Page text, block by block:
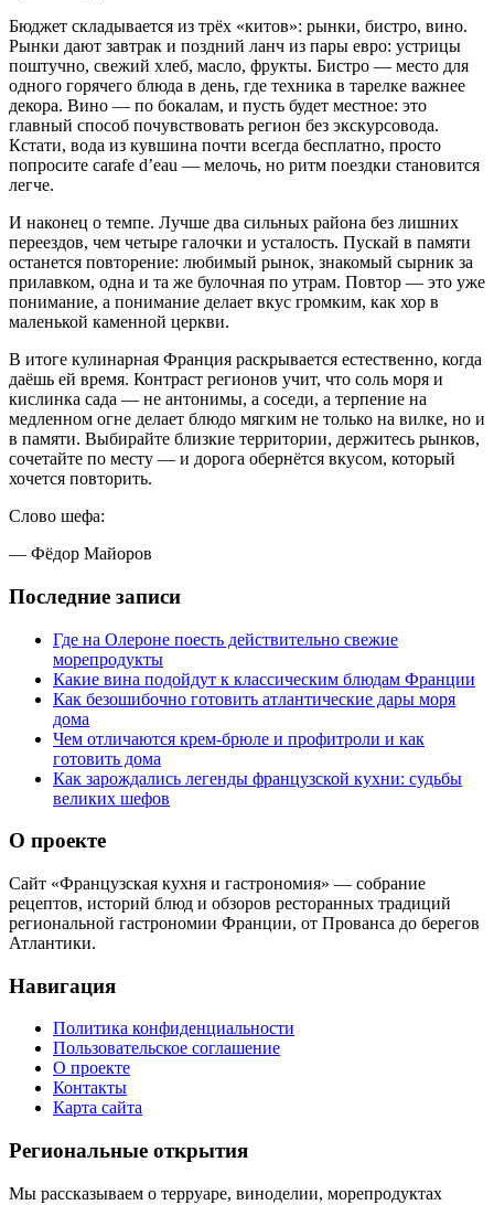
Бюджет складывается из трёх «китов»: рынки, бистро, вино.
Рынки дают завтрак и поздний ланч из пары евро: устрицы
поштучно, свежий хлеб, масло, фрукты. Бистро — место для
одного горячего блюда в день, где техника в тарелке важнее
декора. Вино — по бокалам, и пусть будет местное: это
главный способ почувствовать регион без экскурсовода.
Кстати, вода из кувшина почти всегда бесплатно, просто
попросите carafe d’eau — мелочь, но ритм поездки становится
легче.
И наконец о темпе. Лучше два сильных района без лишних
переездов, чем четыре галочки и усталость. Пускай в памяти
останется повторение: любимый рынок, знакомый сырник за
прилавком, одна и та же булочная по утрам. Повтор — это уже
понимание, а понимание делает вкус громким, как хор в
маленькой каменной церкви.
В итоге кулинарная Франция раскрывается естественно, когда
даёшь ей время. Контраст регионов учит, что соль моря и
кислинка сада — не антонимы, а соседи, а терпение на
медленном огне делает блюдо мягким не только на вилке, но и
в памяти. Выбирайте близкие территории, держитесь рынков,
сочетайте по месту — и дорога обернётся вкусом, который
хочется повторить.
Слово шефа:
— Фёдор Майоров
Последние записи
Где на Олероне поесть действительно свежие
морепродукты
Какие вина подойдут к классическим блюдам Франции
Как безошибочно готовить атлантические дары моря
дома
Чем отличаются крем-брюле и профитроли и как
готовить дома
Как зарождались легенды французской кухни: судьбы
великих шефов
О проекте
Сайт «Французская кухня и гастрономия» — собрание
рецептов, историй блюд и обзоров ресторанных традиций
региональной гастрономии Франции, от Прованса до берегов
Атлантики.
Навигация
Политика конфиденциальности
Пользовательское соглашение
О проекте
Контакты
Карта сайта
Региональные открытия
Мы рассказываем о терруаре, виноделии, морепродуктах